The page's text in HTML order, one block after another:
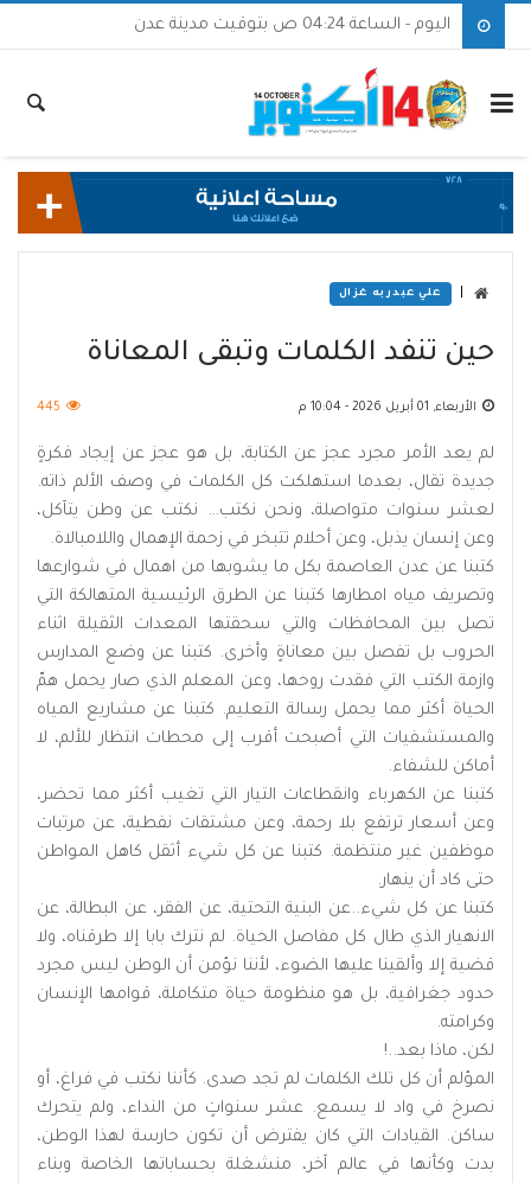
اليوم - الساعة 04:24 ص بتوقيت مدينة عدن
علي عبدربه غزال
حين تنفد الكلمات وتبقى المعاناة
الأربعاء, 01 أبريل 2026 - 10:04 م 445
لم يعد الأمر مجرد عجز عن الكتابة، بل هو عجز عن إيجاد فكرةٍ
جديدة تقال، بعدما استهلكت كل الكلمات في وصف الألم ذاته.
لعشر سنوات متواصلة، ونحن نكتب… نكتب عن وطن يتآكل،
وعن إنسان يذبل، وعن أحلام تتبخر في زحمة الإهمال واللامبالاة.
كتبنا عن عدن العاصمة بكل ما يشوبها من اهمال في شوارعها
وتصريف مياه امطارها كتبنا عن الطرق الرئيسية المتهالكة التي
تصل بين المحافظات والتي سحقتها المعدات الثقيلة اثناء
الحروب بل تفصل بين معاناةٍ وأخرى. كتبنا عن وضع المدارس
وازمة الكتب التي فقدت روحها، وعن المعلم الذي صار يحمل همّ
الحياة أكثر مما يحمل رسالة التعليم. كتبنا عن مشاريع المياه
والمستشفيات التي أصبحت أقرب إلى محطات انتظار للألم، لا
أماكن للشفاء.
كتبنا عن الكهرباء وانقطاعات التيار التي تغيب أكثر مما تحضر،
وعن أسعار ترتفع بلا رحمة، وعن مشتقات نفطية، عن مرتبات
موظفين غير منتظمة. كتبنا عن كل شيء أثقل كاهل المواطن
حتى كاد أن ينهار.
كتبنا عن كل شيء..عن البنية التحتية، عن الفقر، عن البطالة، عن
الانهيار الذي طال كل مفاصل الحياة. لم نترك بابا إلا طرقناه، ولا
قضية إلا وألقينا عليها الضوء، لأننا نؤمن أن الوطن ليس مجرد
حدود جغرافية، بل هو منظومة حياة متكاملة، قوامها الإنسان
وكرامته.
لكن، ماذا بعد..!
المؤلم أن كل تلك الكلمات لم تجد صدى. كأننا نكتب في فراغ، أو
نصرخ في واد لا يسمع. عشر سنواتٍ من النداء، ولم يتحرك
ساكن. القيادات التي كان يفترض أن تكون حارسة لهذا الوطن،
بدت وكأنها في عالم آخر، منشغلة بحساباتها الخاصة وبناء